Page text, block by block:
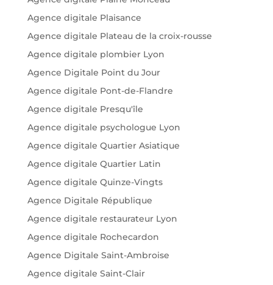
Agence digitale Plaisance
Agence digitale Plateau de la croix-rousse
Agence digitale plombier Lyon
Agence Digitale Point du Jour
Agence digitale Pont-de-Flandre
Agence digitale Presqu'île
Agence digitale psychologue Lyon
Agence digitale Quartier Asiatique
Agence digitale Quartier Latin
Agence digitale Quinze-Vingts
Agence Digitale République
Agence digitale restaurateur Lyon
Agence digitale Rochecardon
Agence Digitale Saint-Ambroise
Agence digitale Saint-Clair